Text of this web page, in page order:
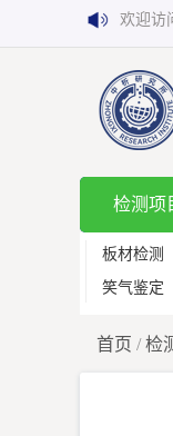
欢迎访
检测项
板材检测
笑气鉴定
首页 /检